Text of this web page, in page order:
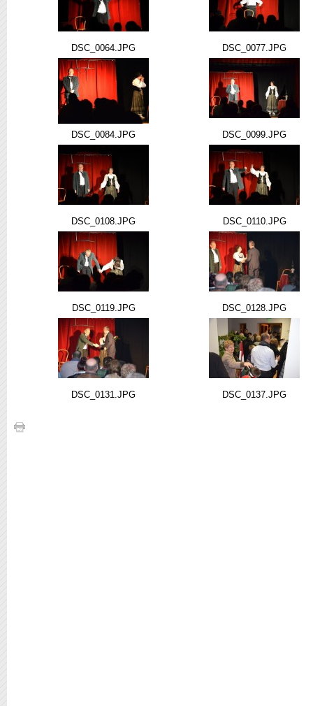
DSC_0064.JPG DSC_0077.JPG
DSC_0084.JPG DSC_0099.JPG
DSC_0108.JPG DSC_0110.JPG
DSC_0119.JPG DSC_0128.JPG
DSC_0131.JPG DSC_0137.JPG